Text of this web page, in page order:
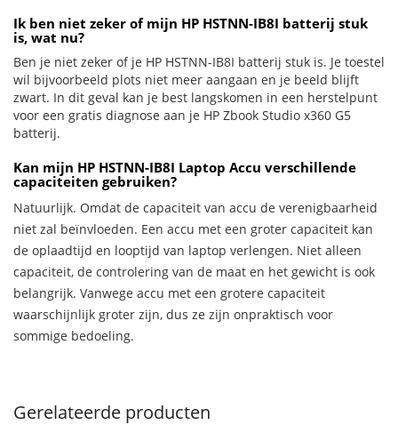
Ik ben niet zeker of mijn HP HSTNN-IB8I batterij stuk
is, wat nu?
Ben je niet zeker of je HP HSTNN-IB8I batterij stuk is. Je toestel
wil bijvoorbeeld plots niet meer aangaan en je beeld blijft
zwart. In dit geval kan je best langskomen in een herstelpunt
voor een gratis diagnose aan je HP Zbook Studio x360 G5
batterij.
Kan mijn HP HSTNN-IB8I Laptop Accu verschillende
capaciteiten gebruiken?
Natuurlijk. Omdat de capaciteit van accu de verenigbaarheid
niet zal beïnvloeden. Een accu met een groter capaciteit kan
de oplaadtijd en looptijd van laptop verlengen. Niet alleen
capaciteit, de controlering van de maat en het gewicht is ook
belangrijk. Vanwege accu met een grotere capaciteit
waarschijnlijk groter zijn, dus ze zijn onpraktisch voor
sommige bedoeling.
Gerelateerde producten